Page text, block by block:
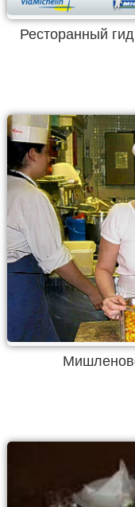
Ресторанный